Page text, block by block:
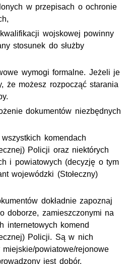
w przepisach o ochronie
wojskowej powinny
stosunek do służby
wymogi formalne. Jeżeli je
że możesz rozpocząć starania
dokumentów niezbędnych
komendach
Policji oraz niektórych
i powiatowych (decyzję o tym
wojewódzki (Stołeczny)
dokładnie zapoznaj
doborze, zamieszczonymi na
internetowych komend
Policji. Są w nich
powiatowe/rejonowe
jest dobór.